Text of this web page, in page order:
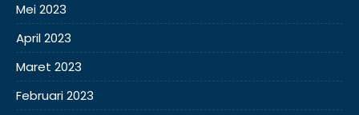
Mei 2023
April 2023
Maret 2023
Februari 2023